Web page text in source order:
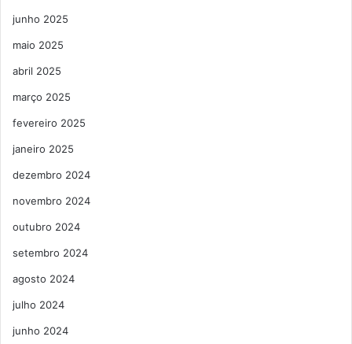
junho 2025
maio 2025
abril 2025
março 2025
fevereiro 2025
janeiro 2025
dezembro 2024
novembro 2024
outubro 2024
setembro 2024
agosto 2024
julho 2024
junho 2024